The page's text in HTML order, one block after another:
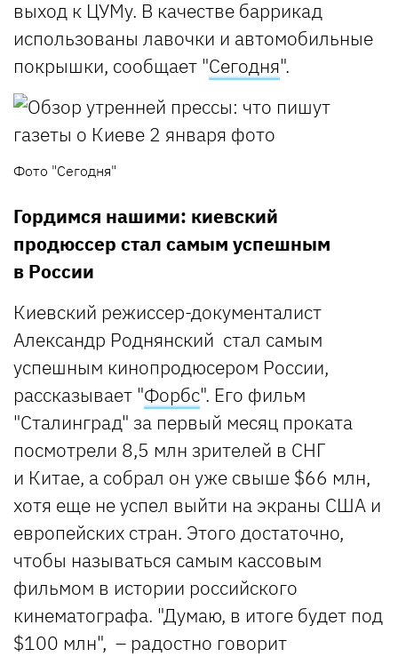
выход к ЦУМу. В качестве баррикад
использованы лавочки и автомобильные
покрышки, сообщает "Сегодня".
Фото "Сегодня"
Гордимся нашими: киевский
продюссер стал самым успешным
в России
Киевский режиссер-документалист
Александр Роднянский стал самым
успешным кинопродюсером России,
рассказывает "Форбс". Его фильм
"Сталинград" за первый месяц проката
посмотрели 8,5 млн зрителей в СНГ
и Китае, а собрал он уже свыше $66 млн,
хотя еще не успел выйти на экраны США и
европейских стран. Этого достаточно,
чтобы называться самым кассовым
фильмом в истории российского
кинематографа. "Думаю, в итоге будет под
$100 млн", – радостно говорит